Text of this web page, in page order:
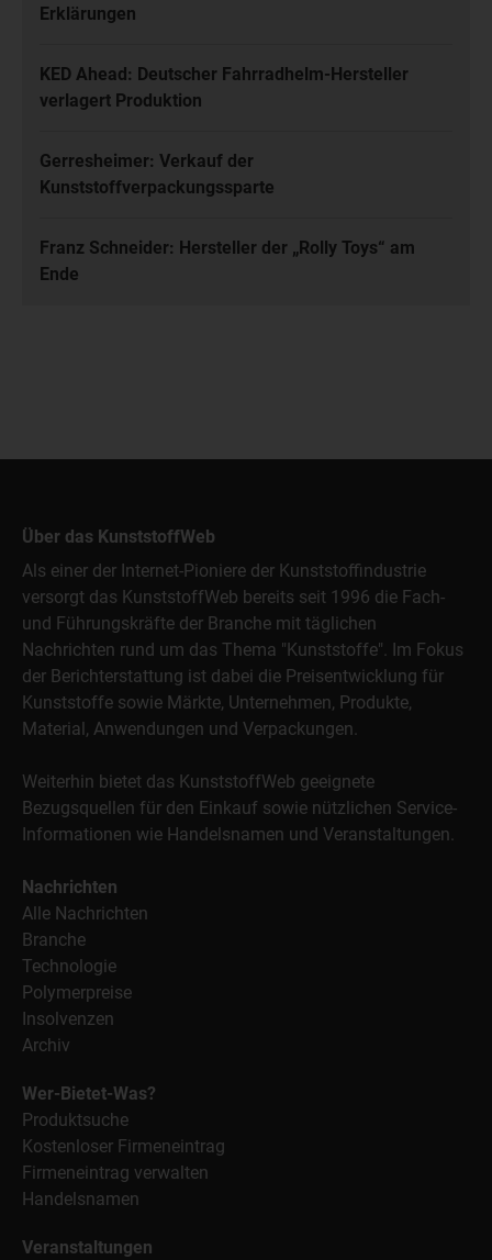
Erklärungen
KED Ahead: Deutscher Fahrradhelm-Hersteller
verlagert Produktion
Gerresheimer: Verkauf der
Kunststoffverpackungssparte
Franz Schneider: Hersteller der „Rolly Toys“ am
Ende
Über das KunststoffWeb
Als einer der Internet-Pioniere der Kunststoffindustrie
versorgt das KunststoffWeb bereits seit 1996 die Fach-
und Führungskräfte der Branche mit täglichen
Nachrichten rund um das Thema "Kunststoffe". Im Fokus
der Berichterstattung ist dabei die Preisentwicklung für
Kunststoffe sowie Märkte, Unternehmen, Produkte,
Material, Anwendungen und Verpackungen.
Weiterhin bietet das KunststoffWeb geeignete
Bezugsquellen für den Einkauf sowie nützlichen Service-
Informationen wie Handelsnamen und Veranstaltungen.
Nachrichten
Alle Nachrichten
Branche
Technologie
Polymerpreise
Insolvenzen
Archiv
Wer-Bietet-Was?
Produktsuche
Kostenloser Firmeneintrag
Firmeneintrag verwalten
Handelsnamen
Veranstaltungen